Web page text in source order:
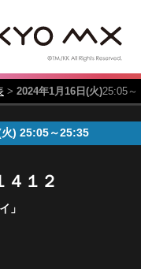
> 2024年1月16日(火)25:05～
) 25:05～25:35
４１２
」